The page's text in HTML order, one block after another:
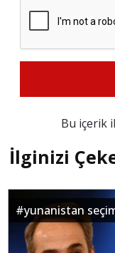
Bu içerik
İlginizi
#yunanistan